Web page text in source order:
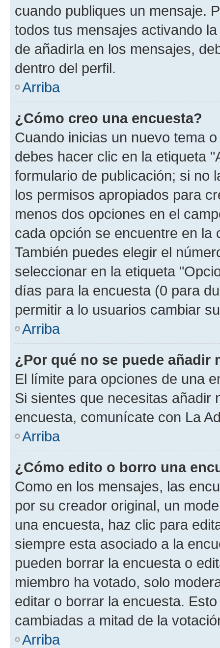
cuando publiques un mensaje.
todos tus mensajes activando
de añadirla en los mensajes,
dentro del perfil.
Arriba
¿Cómo creo una encuesta?
Cuando inicias un nuevo tema
debes hacer clic en la etiqueta
formulario de publicación; si no
los permisos apropiados para
menos dos opciones en el
cada opción se encuentre en
También puedes elegir el
seleccionar en la etiqueta
días para la encuesta (0 para
permitir a lo usuarios cambiar
Arriba
¿Por qué no se puede añadir
El límite para opciones de una
Si sientes que necesitas añadir
encuesta, comunícate con La
Arriba
¿Cómo edito o borro una
Como en los mensajes, las
por su creador original, un
una encuesta, haz clic para
siempre esta asociado a la
pueden borrar la encuesta o
miembro ha votado, solo
editar o borrar la encuesta.
cambiadas a mitad de la
Arriba